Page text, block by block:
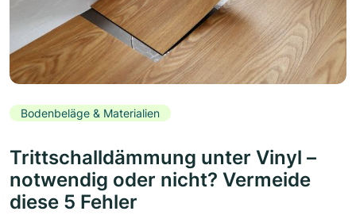
Bodenbeläge & Materialien
Trittschalldämmung unter Vinyl –
notwendig oder nicht? Vermeide
diese 5 Fehler